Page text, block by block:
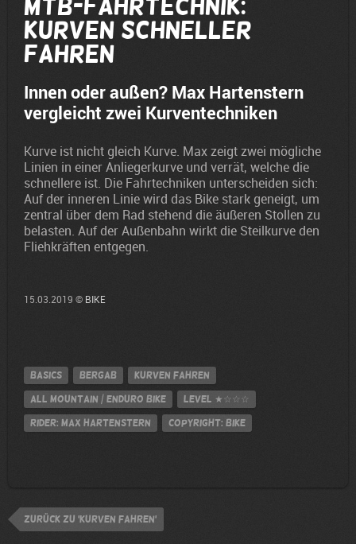
MTB-Fahrtechnik:
Kurven schneller
fahren
Innen oder außen? Max Hartenstern
vergleicht zwei Kurventechniken
Kurve ist nicht gleich Kurve. Max zeigt zwei mögliche
Linien in einer Anliegerkurve und verrät, welche die
schnellere ist. Die Fahrtechniken unterscheiden sich:
Auf der inneren Linie wird das Bike stark geneigt, um
zentral über dem Rad stehend die äußeren Stollen zu
belasten. Auf der Außenbahn wirkt die Steilkurve den
Fliehkräften entgegen.
15.03.2019 © BIKE
Basics Bergab Kurven fahren
All Mountain / Enduro Bike Level ★☆☆☆
Rider: Max Hartenstern Copyright: BIKE
zurück zu 'Kurven fahren'